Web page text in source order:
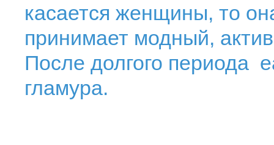
касается женщины, то
принимает модный,
После долгого периода
гламура.